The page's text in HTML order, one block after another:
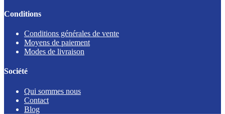
Conditions
Conditions générales de vente
Moyens de paiement
Modes de livraison
Société
Qui sommes nous
Contact
Blog